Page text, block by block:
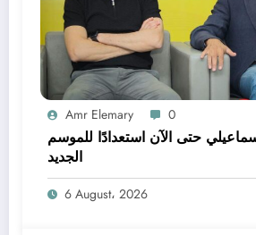
Amr Elemary 0
حتى الآن استعدادًا للموسم
الجديد
6 August، 2026